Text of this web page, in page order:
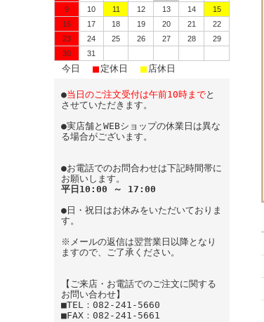
日本酒-720ml・500ml
日本酒-300ml・360ml
日本酒-180ml
飲みきりサイズ
蔵元エコバッグ
9
10 11 12 13 14
15
16
17 18 19 20 21
22
23
24 25 26 27 28
29
30
31
今日 ■ 定休日 ■ 店休日
●当日のご注文受付は午前10時までと
させていただきます。
●実店舗とWEBショップの休業日は異な
る場合がございます。
●お電話でのお問合わせは下記時間帯に
お願いします。
平日10:00 ～ 17:00
●日・祝日はお休みをいただいておりま
す。
※メールの返信は翌営業日以降となり
ますので、ご了承ください。
【ご来店・お電話でのご注文に関する
お問い合わせ】
■TEL：082-241-5660
■FAX：082-241-5661